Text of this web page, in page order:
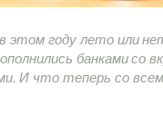
этом году лето или
банками
И что теперь со